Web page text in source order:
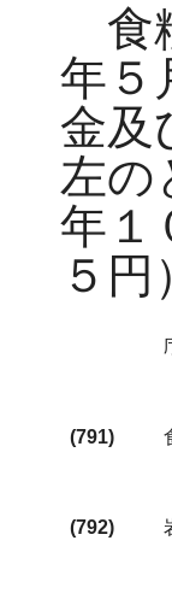
食
年５
金及
左の
年１
５円
(791)
(792)